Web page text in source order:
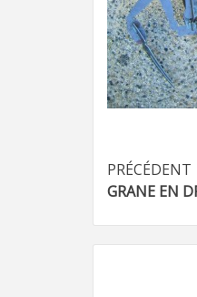
PRÉCÉDENT
GRANE EN